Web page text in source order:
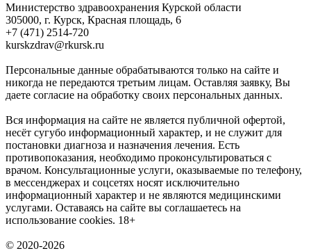
Министерство здравоохранения Курской области
305000, г. Курск, Красная площадь, 6
+7 (471) 2514-720
kurskzdrav@rkursk.ru
Персональные данные обрабатываются только на сайте и
никогда не передаются третьим лицам. Оставляя заявку, Вы
даете согласие на обработку своих персональных данных.
Вся информация на сайте не является публичной офертой,
несёт сугубо информационный характер, и не служит для
постановки диагноза и назначения лечения. Есть
противопоказания, необходимо проконсультироваться с
врачом. Консультационные услуги, оказываемые по телефону,
в мессенджерах и соцсетях носят исключительно
информационный характер и не являются медицинскими
услугами. Оставаясь на сайте вы соглашаетесь на
использование cookies. 18+
© 2020-2026